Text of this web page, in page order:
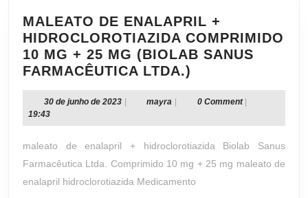
MALEATO DE ENALAPRIL +
HIDROCLOROTIAZIDA COMPRIMIDO
10 MG + 25 MG (BIOLAB SANUS
FARMACÊUTICA LTDA.)
DE
ENALAPRIL
COMPRIMIDO
10
MG
30 de junho de 202330
junho
2023
mayra mayra 0 Comment
19:43
maleato de enalapril + hidroclorotiazida Biolab Sanus
Farmacêutica Ltda. Comprimido 10 mg + 25 mg maleato de
enalapril hidroclorotiazida Medicamento